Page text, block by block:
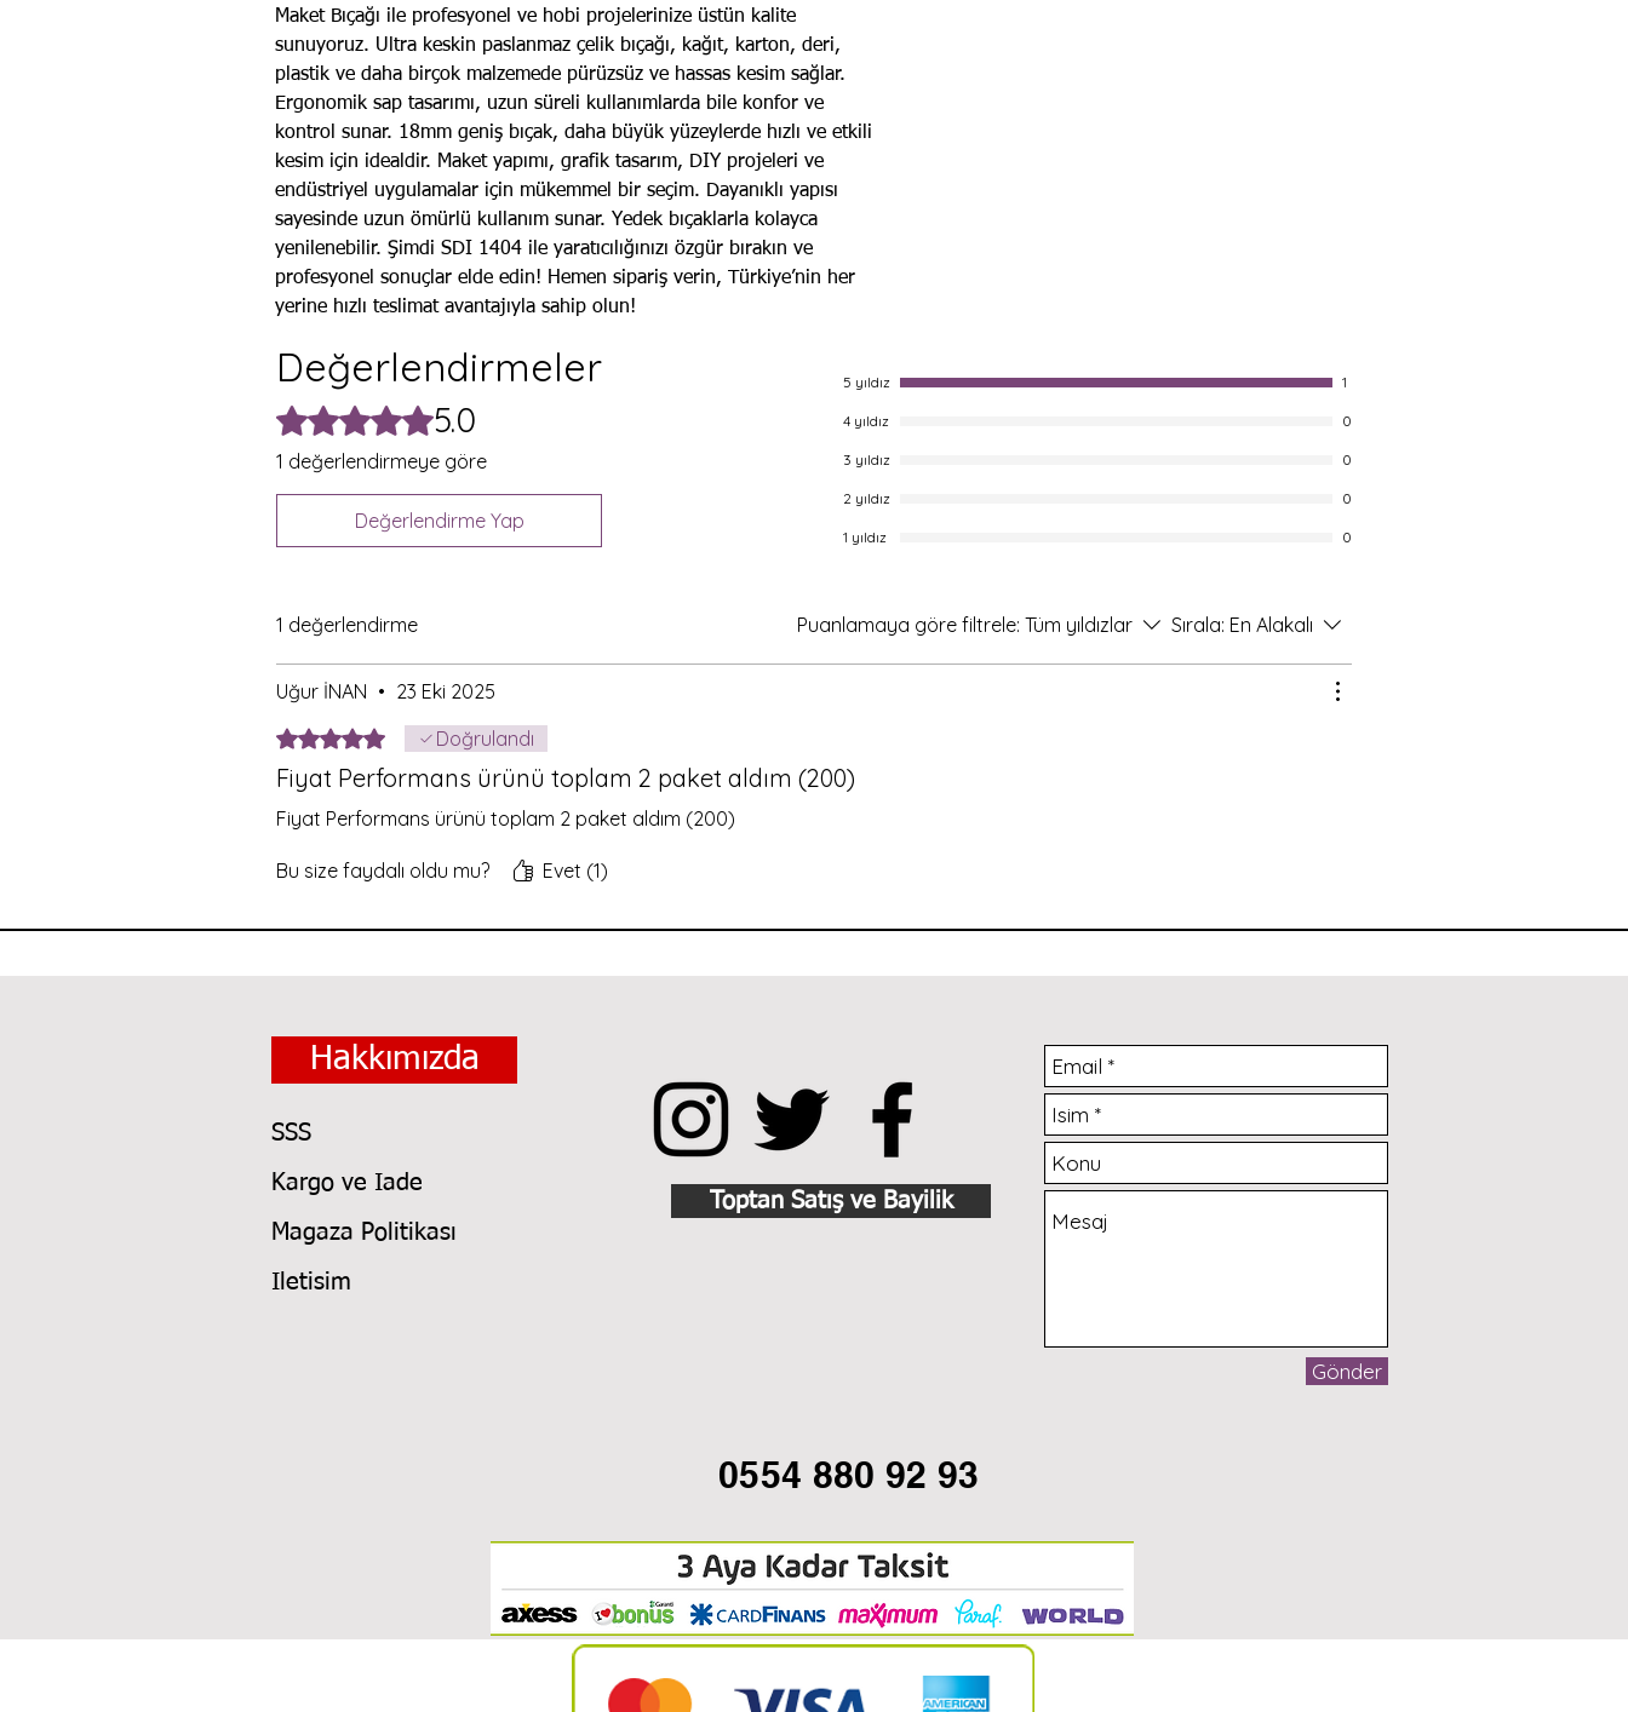
Maket Bıçağı ile profesyonel ve hobi projelerinize üstün kalite
sunuyoruz. Ultra keskin paslanmaz çelik bıçağı, kağıt, karton, deri,
plastik ve daha birçok malzemede pürüzsüz ve hassas kesim sağlar.
Ergonomik sap tasarımı, uzun süreli kullanımlarda bile konfor ve
kontrol sunar. 18mm geniş bıçak, daha büyük yüzeylerde hızlı ve etkili
kesim için idealdir. Maket yapımı, grafik tasarım, DIY projeleri ve
endüstriyel uygulamalar için mükemmel bir seçim. Dayanıklı yapısı
sayesinde uzun ömürlü kullanım sunar. Yedek bıçaklarla kolayca
yenilenebilir. Şimdi SDI 1404 ile yaratıcılığınızı özgür bırakın ve
profesyonel sonuçlar elde edin! Hemen sipariş verin, Türkiye’nin her
yerine hızlı teslimat avantajıyla sahip olun!
Değerlendirmeler
5 üzerinden 5 yıldız5.0
1 değerlendirmeye göre
Değerlendirme Yap
5 yıldız 1
4 yıldız 0
3 yıldız 0
2 yıldız 0
1 yıldız 0
1 değerlendirme Puanlamaya göre filtrele: Tüm yıldızlar Sırala: En Alakalı
Uğur İNAN • 23 Eki 2025
5 üzerinden 5 yıldızDoğrulandı
Fiyat Performans ürünü toplam 2 paket aldım (200)
Fiyat Performans ürünü toplam 2 paket aldım (200)
Bu size faydalı oldu mu? Evet (1)
SSS
Kargo ve Iade
Magaza Politikası
Iletisim
Hakkımızda
Toptan Satış ve Bayilik
Gönder
0554 880 92 93